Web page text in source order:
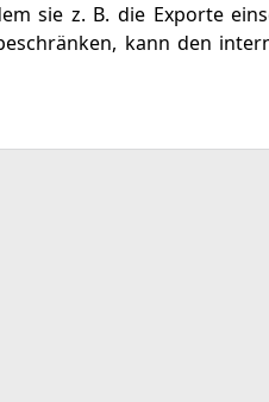
sie z. B. die Exporte
kann den